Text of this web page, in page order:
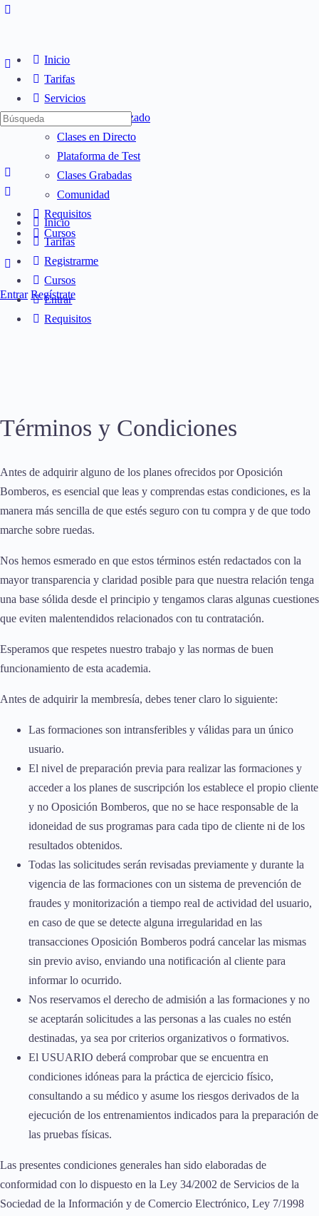
Inicio
Tarifas
Servicios
Temario Actualizado
Clases en Directo
Plataforma de Test
Clases Grabadas
Comunidad
Requisitos
Cursos
Entrar Regístrate
Búsqueda
Inicio
Tarifas
Registrarme
Cursos
Entrar
Requisitos
Términos y Condiciones
Antes de adquirir alguno de los planes ofrecidos por Oposición
Bomberos, es esencial que leas y comprendas estas condiciones, es la
manera más sencilla de que estés seguro con tu compra y de que todo
marche sobre ruedas.
Nos hemos esmerado en que estos términos estén redactados con la
mayor transparencia y claridad posible para que nuestra relación tenga
una base sólida desde el principio y tengamos claras algunas cuestiones
que eviten malentendidos relacionados con tu contratación.
Esperamos que respetes nuestro trabajo y las normas de buen
funcionamiento de esta academia.
Antes de adquirir la membresía, debes tener claro lo siguiente:
Las formaciones son intransferibles y válidas para un único
usuario.
El nivel de preparación previa para realizar las formaciones y
acceder a los planes de suscripción los establece el propio cliente
y no Oposición Bomberos, que no se hace responsable de la
idoneidad de sus programas para cada tipo de cliente ni de los
resultados obtenidos.
Todas las solicitudes serán revisadas previamente y durante la
vigencia de las formaciones con un sistema de prevención de
fraudes y monitorización a tiempo real de actividad del usuario,
en caso de que se detecte alguna irregularidad en las
transacciones Oposición Bomberos podrá cancelar las mismas
sin previo aviso, enviando una notificación al cliente para
informar lo ocurrido.
Nos reservamos el derecho de admisión a las formaciones y no
se aceptarán solicitudes a las personas a las cuales no estén
destinadas, ya sea por criterios organizativos o formativos.
El USUARIO deberá comprobar que se encuentra en
condiciones idóneas para la práctica de ejercicio físico,
consultando a su médico y asume los riesgos derivados de la
ejecución de los entrenamientos indicados para la preparación de
las pruebas físicas.
Las presentes condiciones generales han sido elaboradas de
conformidad con lo dispuesto en la Ley 34/2002 de Servicios de la
Sociedad de la Información y de Comercio Electrónico, Ley 7/1998